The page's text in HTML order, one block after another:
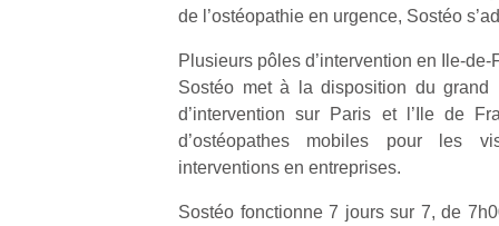
de l’ostéopathie en urgence, Sostéo
Plusieurs pôles d’intervention en Ile-
Sostéo met à la disposition du grand
d’intervention sur Paris et l’Ile de
d’ostéopathes mobiles pour les
interventions en entreprises.
Sostéo fonctionne 7 jours sur 7, de